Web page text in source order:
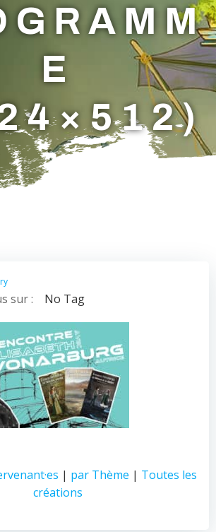
E
sur : No Tag
| par Thème | Toutes les
créations